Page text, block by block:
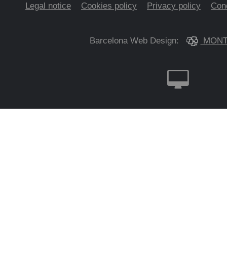
Legal notice Cookies policy Privacy policy
Barcelona Web Design: